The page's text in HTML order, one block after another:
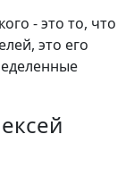
- это то, что
это его